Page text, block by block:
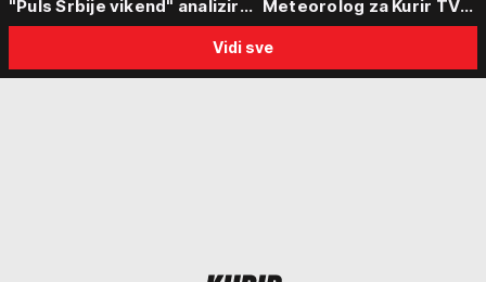
"Puls Srbije vikend" analizirali
slučajeve koji su potresli
Srbiju: Zločin se ne isplati
Meteorolog za Kurir TV
objasnio šta nas čeka:
za ozbiljne padavine su
Vidi sve